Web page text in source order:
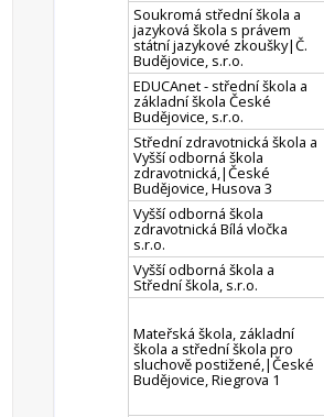
Soukromá střední škola a
jazyková škola s právem
státní jazykové zkoušky|Č.
Budějovice, s.r.o.
EDUCAnet - střední škola a
základní škola České
Budějovice, s.r.o.
Střední zdravotnická škola a
Vyšší odborná škola
zdravotnická,|České
Budějovice, Husova 3
Vyšší odborná škola
zdravotnická Bílá vločka
s.r.o.
Vyšší odborná škola a
Střední škola, s.r.o.
Mateřská škola, základní
škola a střední škola pro
sluchově postižené,|České
Budějovice, Riegrova 1